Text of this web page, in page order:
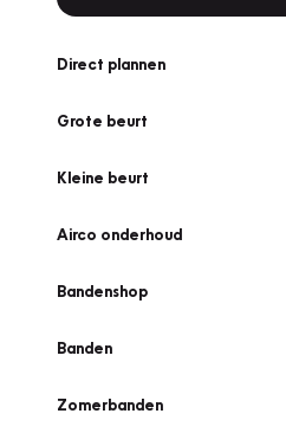
Direct plannen
Grote beurt
Kleine beurt
Airco onderhoud
Bandenshop
Banden
Zomerbanden